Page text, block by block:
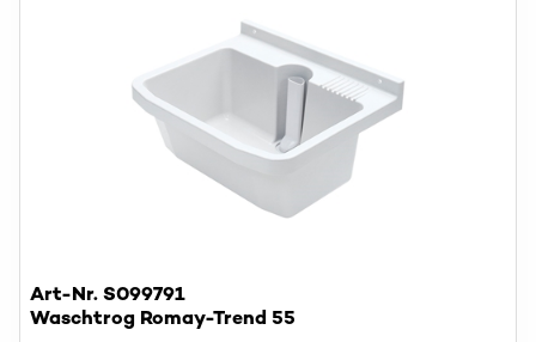
Art-Nr. S099791
Waschtrog Romay-Trend 55